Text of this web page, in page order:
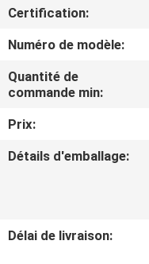
VISITE
D'USINE
CONTRÔLE
DE
CONTACTEZ-
Certification:
Numéro de modèle:
Quantité de
commande min:
Prix:
Détails d'emballage:
Délai de livraison: